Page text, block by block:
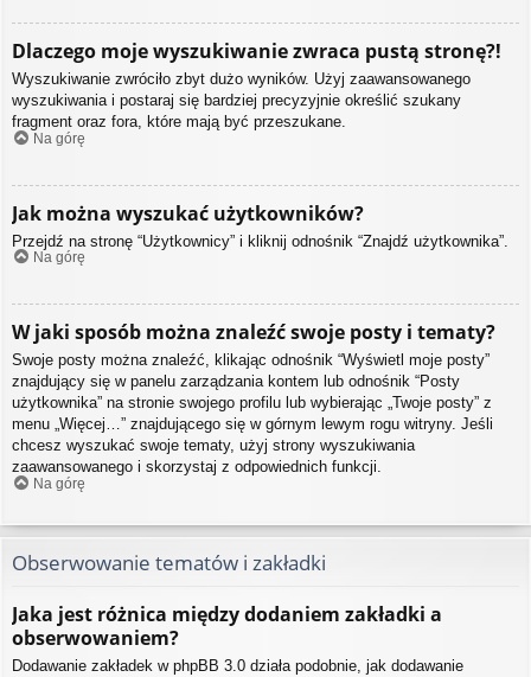
Dlaczego moje wyszukiwanie zwraca pustą stronę?!
Wyszukiwanie zwróciło zbyt dużo wyników. Użyj zaawansowanego
wyszukiwania i postaraj się bardziej precyzyjnie określić szukany
fragment oraz fora, które mają być przeszukane.
Na górę
Jak można wyszukać użytkowników?
Przejdź na stronę “Użytkownicy” i kliknij odnośnik “Znajdź użytkownika”.
Na górę
W jaki sposób można znaleźć swoje posty i tematy?
Swoje posty można znaleźć, klikając odnośnik “Wyświetl moje posty”
znajdujący się w panelu zarządzania kontem lub odnośnik “Posty
użytkownika” na stronie swojego profilu lub wybierając „Twoje posty” z
menu „Więcej…” znajdującego się w górnym lewym rogu witryny. Jeśli
chcesz wyszukać swoje tematy, użyj strony wyszukiwania
zaawansowanego i skorzystaj z odpowiednich funkcji.
Na górę
Obserwowanie tematów i zakładki
Jaka jest różnica między dodaniem zakładki a
obserwowaniem?
Dodawanie zakładek w phpBB 3.0 działa podobnie, jak dodawanie